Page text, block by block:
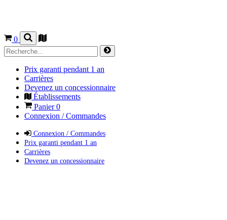
0
Prix garanti pendant 1 an
Carrières
Devenez un concessionnaire
Établissements
Panier0
Connexion / Commandes
Connexion / Commandes
Prix garanti pendant 1 an
Carrières
Devenez un concessionnaire